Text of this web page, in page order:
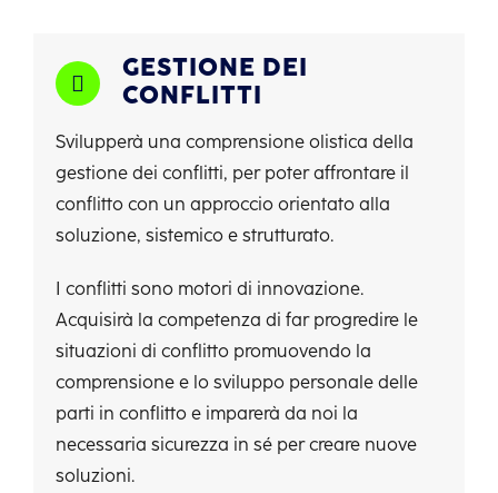
GESTIONE DEI
CONFLITTI
Svilupperà una comprensione olistica della
gestione dei conflitti, per poter affrontare il
conflitto con un approccio orientato alla
soluzione, sistemico e strutturato.
I conflitti sono motori di innovazione.
Acquisirà la competenza di far progredire le
situazioni di conflitto promuovendo la
comprensione e lo sviluppo personale delle
parti in conflittoeimparerà da noi la
necessaria sicurezza in sé per creare nuove
soluzioni.